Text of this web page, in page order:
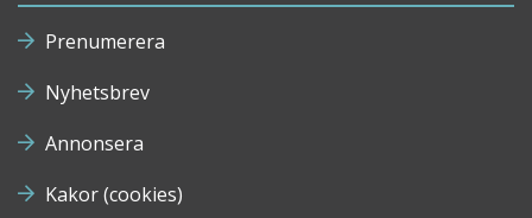
Prenumerera
Nyhetsbrev
Annonsera
Kakor (cookies)